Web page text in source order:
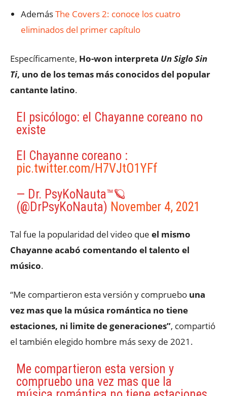
AdemásThe Covers 2: conoce los cuatro
eliminados del primer capítulo
Específicamente, Ho-won interpreta Un Siglo Sin
Ti, uno de los temas más conocidos del popular
cantante latino.
El psicólogo: el Chayanne coreano no
existe
El Chayanne coreano :
pic.twitter.com/H7VJtO1YFf
— Dr. PsyKoNauta™️🪐
(@DrPsyKoNauta) November 4, 2021
Tal fue la popularidad del video que el mismo
Chayanne acabó comentando el talento el
músico.
“Me compartieron esta versión y compruebo una
vez mas que la música romántica no tiene
estaciones, ni limite de generaciones”, compartió
el también elegido hombre más sexy de 2021.
Me compartieron esta version y
compruebo una vez mas que la